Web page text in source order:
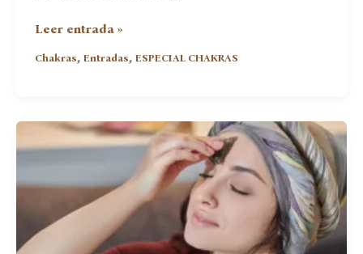
Chakra
Conoce
Leer entrada »
Chakras,Entradas,ESPECIAL CHAKRAS